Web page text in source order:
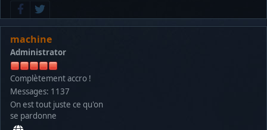
machine
Administrator
Complètement accro !
Messages: 1137
On est tout juste ce qu'on
se pardonne